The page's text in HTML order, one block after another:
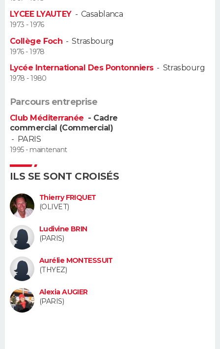
Alimentation
Guide de la santé
Maladies
Médicaments
Sommeil
VOYAGE
Destinations
City break
Voyage nature
Voyage de noces
Forum
Climat
+
PHOTO
GUIDES D'ACHAT
CARTE DE VOEUX
Carte Bonne année
Carte Saint-Valentin
Carte d'anniversaire
DICTIONNAIRE
S'inscrire
Se connecter
Lycées
Collèges
Primaires
Universités
Entreprises
Service militaire
Avis de recherche
AVIS DE DÉCÈS
FORUM
Bricolage
Lifestyle
Culture
Sport
Auto
Television
Voyage
Cinema
LYCEE LYAUTEY- Casablanca
1973 - 1976
Collège Foch -Strasbourg
1976 - 1978
Lycée International Des Pontonniers- Strasbourg
1978 - 1980
Parcours entreprise
Club Méditerranée - Cadre
commercial (Commercial)
- PARIS
1995 - maintenant
ILS SE SONT CROISÉS
Thierry FRIQUET
(OLIVET)
Ludivine BRIN
(PARIS)
Aurélie MONTESSUIT
(THYEZ)
Alexia AUGIER
(PARIS)